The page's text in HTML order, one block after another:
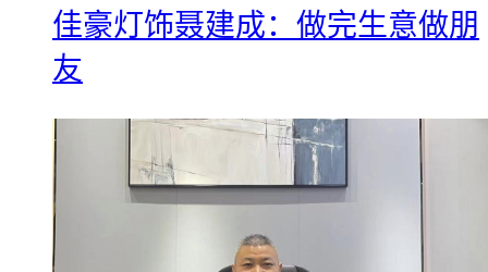
佳豪灯饰聂建成：做完生意做朋
友